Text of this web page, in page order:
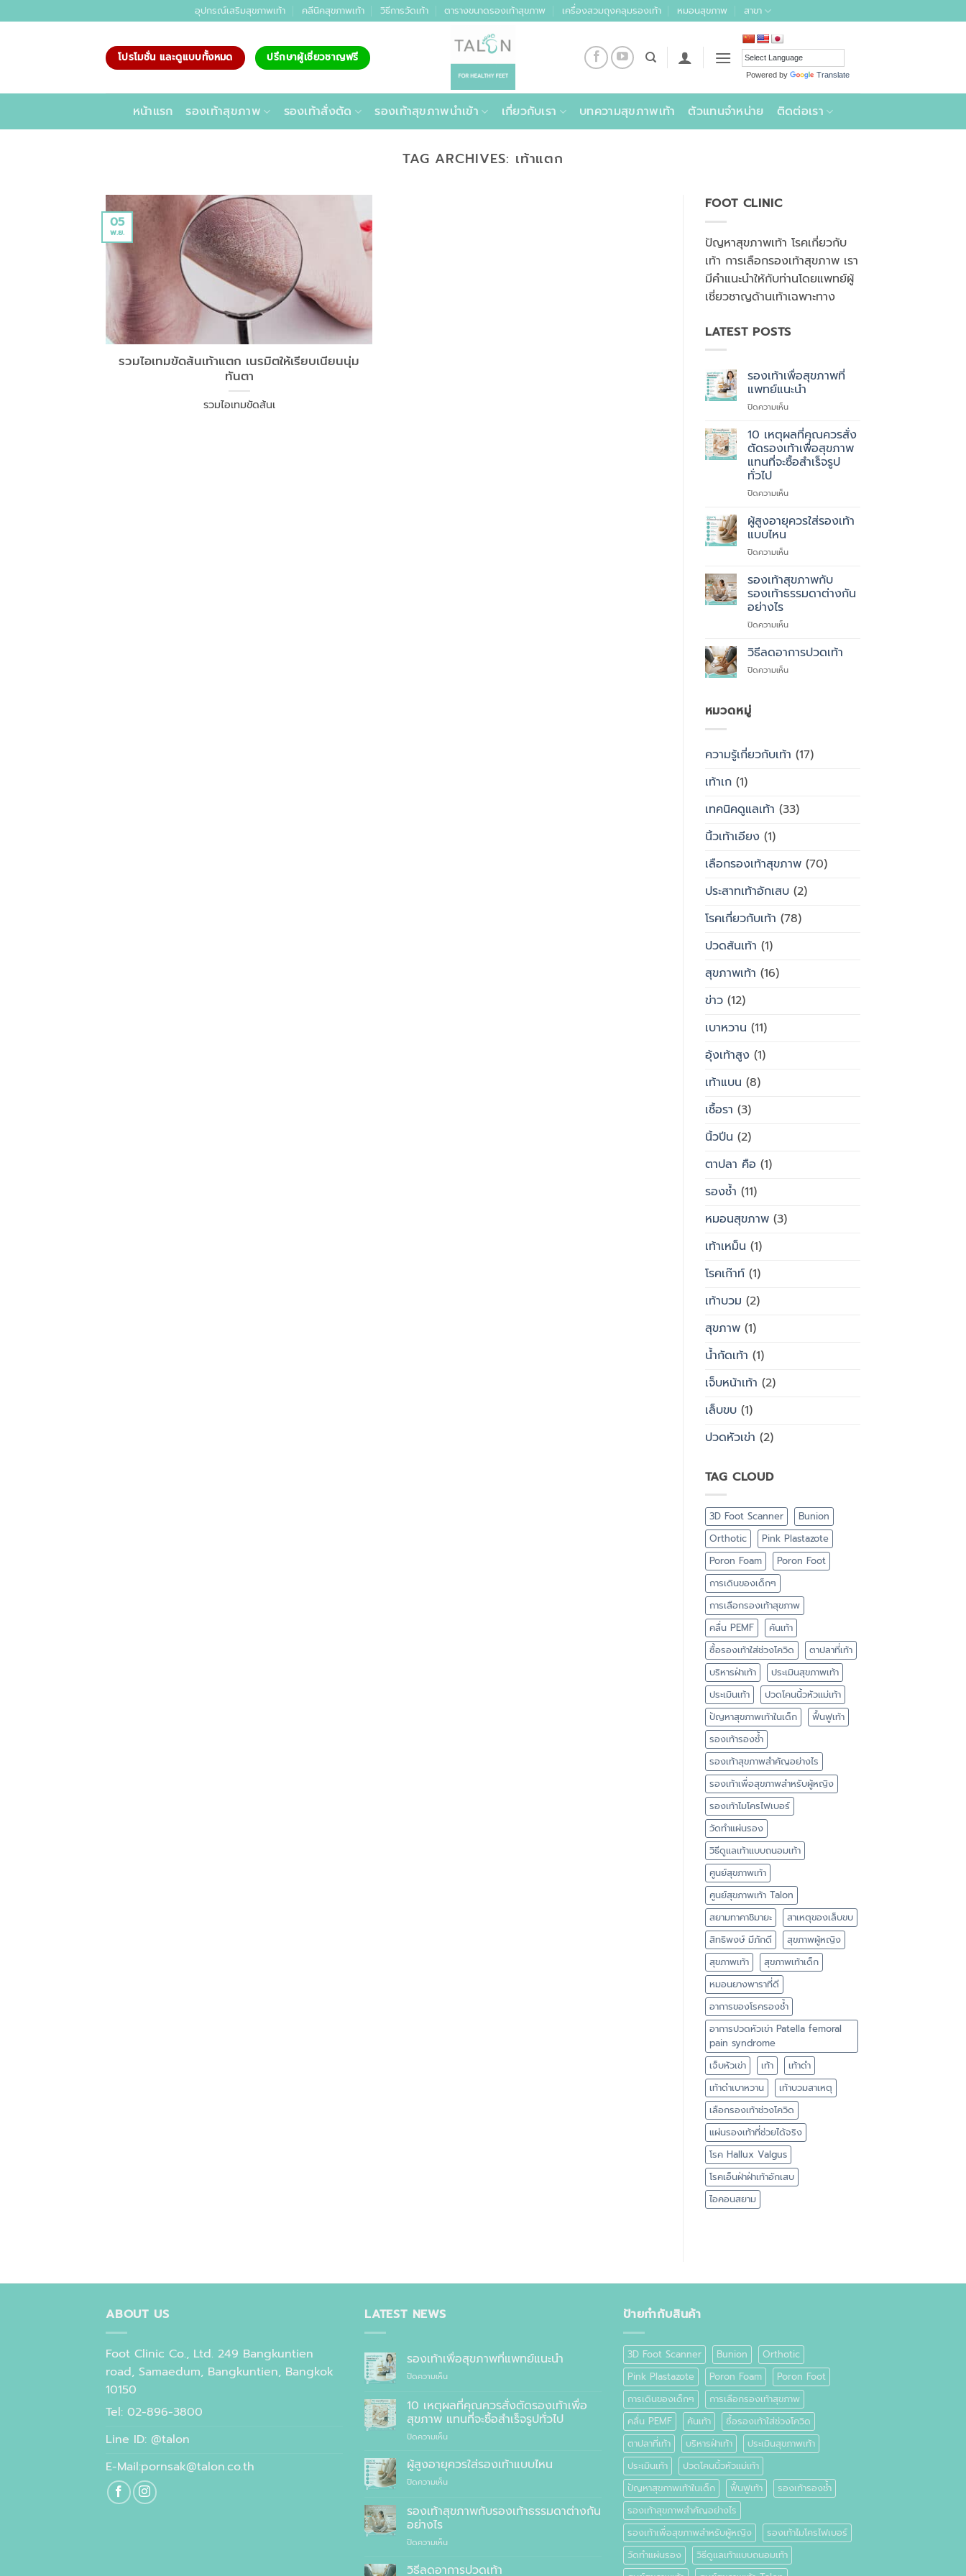
ไป
อุปกรณ์เสริมสุขภาพเท้า คลีนิคสุขภาพเท้า วิธีการวัดเท้า ตารางขนาดรองเท้าสุขภาพ เครื่องสวมถุงคลุมรองเท้า หมอนสุขภาพ สาขา
โปรโมชั่น และดูแบบทั้งหมด ปรึกษาผู้เชี่ยวชาญฟรี
Powered by Translate
หน้าแรก รองเท้าสุขภาพ รองเท้าสั่งตัด รองเท้าสุขภาพนำเข้า เกี่ยวกับเรา บทความสุขภาพเท้า ตัวแทนจำหน่าย ติดต่อเรา
TAG ARCHIVES: เท้าแตก
รวมไอเทมขัดส้นเท้าแตก เนรมิตให้เรียบเนียนนุ่ม
ทันตา
รวมไอเทมขัดส้นเ
05
พ.ย.
FOOT CLINIC
ปัญหาสุขภาพเท้า โรคเกี่ยวกับ
เท้า การเลือกรองเท้าสุขภาพ เรา
มีคำแนะนำให้กับท่านโดยแพทย์ผู้
เชี่ยวชาญด้านเท้าเฉพาะทาง
LATEST POSTS
รองเท้าเพื่อสุขภาพที่
แพทย์แนะนำ
ปิดความเห็นบน
เพื่อ
สุขภาพ
ที่
แพทย์
10 เหตุผลที่คุณควรสั่ง
ตัดรองเท้าเพื่อสุขภาพ
แทนที่จะซื้อสำเร็จรูป
ทั่วไป
ปิดความเห็นบน
เหตุผล
ที่
ควร
ตัด
รองเท้า
แทนที่
ซื้อ
ทั่วไป
ผู้สูงอายุควรใส่รองเท้า
แบบไหน
ปิดความเห็นบน
สูง
อายุ
ควร
รองเท้า
ไหน
รองเท้าสุขภาพกับ
รองเท้าธรรมดาต่างกัน
อย่างไร
ปิดความเห็นบน
สุขภาพ
รองเท้า
วิธีลดอาการปวดเท้า
ปิดความเห็นบน
หมวดหมู่
ความรู้เกี่ยวกับเท้า (17)
เท้าเก(1)
เทคนิคดูแลเท้า (33)
นิ้วเท้าเอียง(1)
เลือกรองเท้าสุขภาพ(70)
ประสาทเท้าอักเสบ(2)
โรคเกี่ยวกับเท้า (78)
ปวดส้นเท้า (1)
สุขภาพเท้า (16)
ข่าว(12)
เบาหวาน (11)
อุ้งเท้าสูง(1)
เท้าแบน (8)
เชื้อรา (3)
นิ้วปีน (2)
ตาปลา คือ (1)
รองช้ำ (11)
หมอนสุขภาพ(3)
เท้าเหม็น (1)
โรคเก๊าท์(1)
เท้าบวม (2)
สุขภาพ(1)
น้ำกัดเท้า (1)
เจ็บหน้าเท้า (2)
เล็บขบ(1)
ปวดหัวเข่า (2)
TAG CLOUD
3D Foot Scanner
Bunion
Orthotic
Pink Plastazote
Poron Foam
Poron Foot
การเดินของเด็กๆ
การเลือกรองเท้าสุขภาพ
คลื่น PEMF
คันเท้า
ซื้อรองเท้าใส่ช่วงโควิด
ตาปลาที่เท้า
บริหารฝ่าเท้า
ประเมินสุขภาพเท้า
ประเมินเท้า
ปวดโคนนิ้วหัวแม่เท้า
ปัญหาสุขภาพเท้าในเด็ก
ฟื้นฟูเท้า
รองเท้ารองช้ำ
รองเท้าสุขภาพสำคัญอย่างไร
รองเท้าเพื่อสุขภาพสำหรับผู้หญิง
รองเท้าไมโครไฟเบอร์
วัดทำแผ่นรอง
วิธีดูแลเท้าแบบถนอมเท้า
ศูนย์สุขภาพเท้า
ศูนย์สุขภาพเท้า Talon
สยามทาคาชิมายะ
สาเหตุของเล็บขบ
สิทธิพงษ์ มีภักดี
สุขภาพผู้หญิง
สุขภาพเท้า
สุขภาพเท้าเด็ก
หมอนยางพาราที่ดี
อาการของโรครองช้ำ
อาการปวดหัวเข่า Patella femoral
pain syndrome
เจ็บหัวเข่า
เท้า
เท้าดำ
เท้าดำเบาหวาน
เท้าบวมสาเหตุ
เลือกรองเท้าช่วงโควิด
แผ่นรองเท้าที่ช่วยได้จริง
โรค Hallux Valgus
โรคเอ็นฝ่าฝ่าเท้าอักเสบ
ไอคอนสยาม
ABOUT US
Foot Clinic Co., Ltd. 249 Bangkuntien
road, Samaedum, Bangkuntien, Bangkok
10150
Tel: 02-896-3800
Line ID: @talon
E-Mail:pornsak@talon.co.th
LATEST NEWS
รองเท้าเพื่อสุขภาพที่แพทย์แนะนำ
ปิดความเห็นบน
เพื่อ
สุขภาพ
ที่
แพทย์
10 เหตุผลที่คุณควรสั่งตัดรองเท้าเพื่อ
สุขภาพ แทนที่จะซื้อสำเร็จรูปทั่วไป
ปิดความเห็นบน
เหตุผล
คุณ
สั่ง
ตัด
เพื่อ
แทนที่
ผู้สูงอายุควรใส่รองเท้าแบบไหน
ปิดความเห็นบน
สูง
อายุ
ใส่
แบบ
รองเท้าสุขภาพกับรองเท้าธรรมดาต่างกัน
อย่างไร
ปิดความเห็นบน
สุขภาพ
วิธีลดอาการปวดเท้า
ป้ายกำกับสินค้า
3D Foot Scanner Bunion
Orthotic
Pink Plastazote
Poron Foam
Poron Foot
การเดินของเด็กๆ
การเลือกรองเท้าสุขภาพ
คลื่น PEMF
คันเท้า
ซื้อรองเท้าใส่ช่วงโควิด
ตาปลาที่เท้า
บริหารฝ่าเท้า
ประเมินสุขภาพเท้า
ประเมินเท้า
ปวดโคนนิ้วหัวแม่เท้า
ปัญหาสุขภาพเท้าในเด็ก
ฟื้นฟูเท้า
รองเท้ารองช้ำ
รองเท้าสุขภาพสำคัญอย่างไร
รองเท้าเพื่อสุขภาพสำหรับผู้หญิง
รองเท้าไมโครไฟเบอร์
วัดทำแผ่นรอง
วิธีดูแลเท้าแบบถนอมเท้า